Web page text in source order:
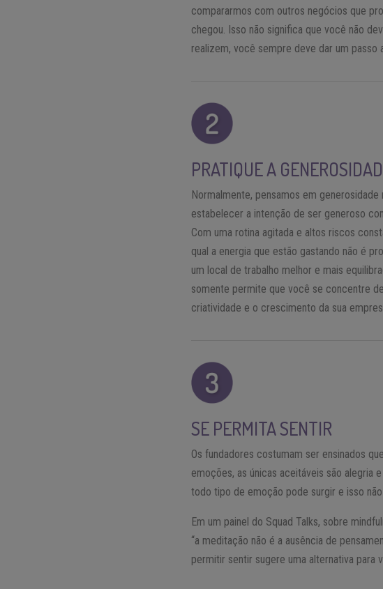
compararmos com outros negócios que
chegou. Isso não significa que você não
realizem, você sempre deve dar um
PRATIQUE A
Normalmente, pensamos em
estabelecer a intenção de ser generoso
Com uma rotina agitada e altos riscos
qual a energia que estão gastando não é
um local de trabalho melhor e mais
somente permite que você se concentre
criatividade e o crescimento da sua
SE PERMITA SENTIR
Os fundadores costumam ser ensinados
emoções, as únicas aceitáveis são alegria
todo tipo de emoção pode surgir e isso
Em um painel do Squad Talks, sobre
“a meditação não é a ausência de
permitir sentir sugere uma alternativa para